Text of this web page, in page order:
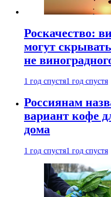
Роскачество:
могут
не
1 год спустя1 год спустя
Россиянам
вариант кофе
дома
1 год спустя1 год спустя